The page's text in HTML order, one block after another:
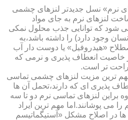
نرم» نسل جدیدتر لنزهای چشمی
لنزهای نرم به جای مواد
شود که توانایی جذب محلول نمکی
وجود دارد) را داشته باشد،به
«هیدروفیل» یا دوست دار آب
خاصیت انعطاف پذیری و نرمی که
تر است.
ترین مزیت لنزهای چشمی تماسی
پذیری ای که دارند،تحمل آن ها
براین لنزهای تماسی نرم دو تا سه
می پوشانند.اما مهم ترین ایراد
ها در اصلاح مشکل «آستیگماتیسم